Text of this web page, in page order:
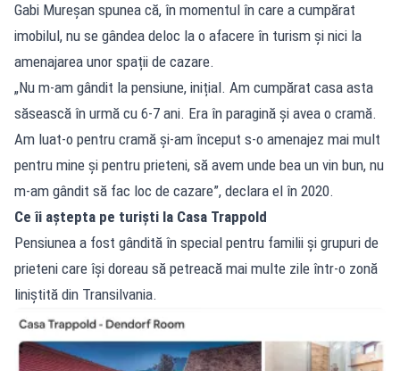
Gabi Mureșan spunea că, în momentul în care a cumpărat
imobilul, nu se gândea deloc la o afacere în turism și nici la
amenajarea unor spații de cazare.
„Nu m-am gândit la pensiune, inițial. Am cumpărat casa asta
săsească în urmă cu 6-7 ani. Era în paragină și avea o cramă.
Am luat-o pentru cramă și-am început s-o amenajez mai mult
pentru mine și pentru prieteni, să avem unde bea un vin bun, nu
m-am gândit să fac loc de cazare”, declara el în 2020.
Ce îi aștepta pe turiști la Casa Trappold
Pensiunea a fost gândită în special pentru familii și grupuri de
prieteni care își doreau să petreacă mai multe zile într-o zonă
liniștită din Transilvania.